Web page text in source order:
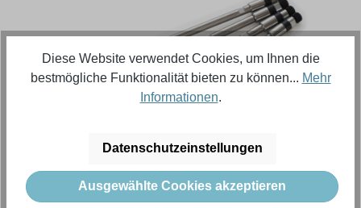
Regulärer Preis:
10.410,91 €
Inhalt:1 Stück (Menge)
Diese Website verwendet Cookies, um Ihnen die
bestmögliche Funktionalität bieten zu können... Mehr
Informationen.
Datenschutzeinstellungen
Ausgewählte Cookies akzeptieren